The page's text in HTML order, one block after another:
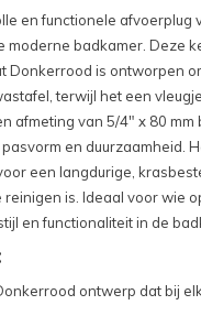
en functionele afvoerplug
moderne badkamer. Deze
Donkerrood is ontworpen
terwijl het een
afmeting van 5/4" x 80 mm
en duurzaamheid.
een langdurige,
reinigen is. Ideaal voor wie
en functionaliteit in de
ontwerp dat bij